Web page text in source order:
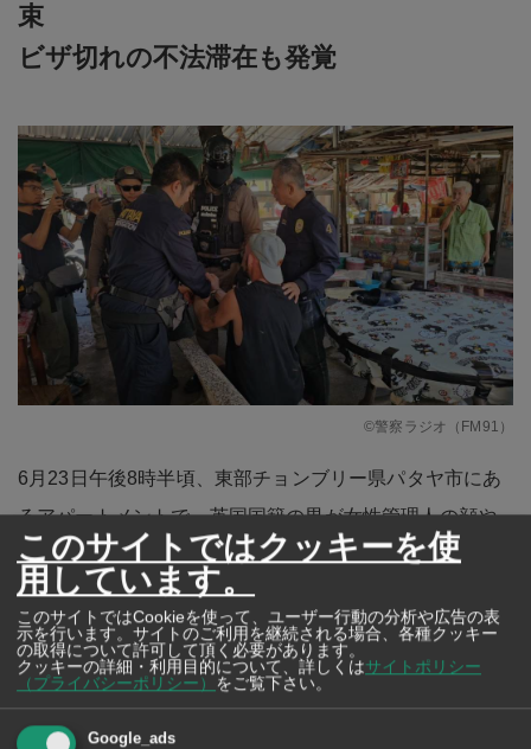
束
ビザ切れの不法滞在も発覚
©警察ラジオ（FM91）
6月23日午後8時半頃、東部チョンブリー県パタヤ市にあ
るアパートメントで、英国国籍の男が女性管理人の顔や
体に塩酸とみられる液体を浴びせ、重傷を負わせた後、
逃走する事件が発生。
事件の翌日、男（40歳）は現場から約500m離れた食堂で
タイ人女性と口論しているところを発見され、警察に身
柄を確保された。
このサイトではクッキーを使
用しています。
このサイトではCookieを使って、ユーザー行動の分析や広告の表
示を行います。サイトのご利用を継続される場合、各種クッキー
の取得について許可して頂く必要があります。
クッキーの詳細・利用目的について、詳しくはサイトポリシー
（プライバシーポリシー）
をご覧下さい。
Google_ads